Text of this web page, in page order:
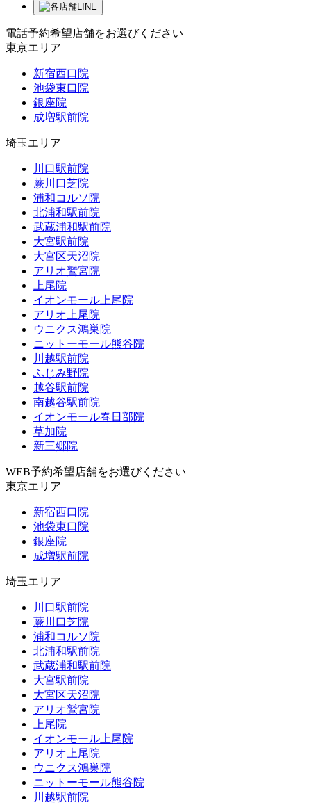
電話予約希望店舗をお選びください
東京エリア
新宿西口院
池袋東口院
銀座院
成増駅前院
埼玉エリア
川口駅前院
蕨川口芝院
浦和コルソ院
北浦和駅前院
武蔵浦和駅前院
大宮駅前院
大宮区天沼院
アリオ鷲宮院
上尾院
イオンモール上尾院
アリオ上尾院
ウニクス鴻巣院
ニットーモール熊谷院
川越駅前院
ふじみ野院
越谷駅前院
南越谷駅前院
イオンモール春日部院
草加院
新三郷院
WEB予約希望店舗をお選びください
東京エリア
新宿西口院
池袋東口院
銀座院
成増駅前院
埼玉エリア
川口駅前院
蕨川口芝院
浦和コルソ院
北浦和駅前院
武蔵浦和駅前院
大宮駅前院
大宮区天沼院
アリオ鷲宮院
上尾院
イオンモール上尾院
アリオ上尾院
ウニクス鴻巣院
ニットーモール熊谷院
川越駅前院